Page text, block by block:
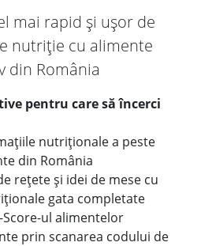
mai rapid și ușor de
nutriție cu alimente
din România
pentru care să încerci
nutriționale a peste
din România
rețete și idei de mese cu
gata completate
ul alimentelor
prin scanarea codului de